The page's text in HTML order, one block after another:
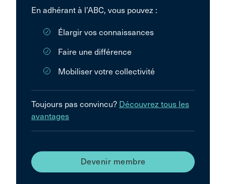
En adhérant à l’ABC, vous pouvez :
Élargir vos connaissances
Faire une différence
Mobiliser votre collectivité
Toujours pas convincu? Découvrez tous les
avantages
Devenir membre